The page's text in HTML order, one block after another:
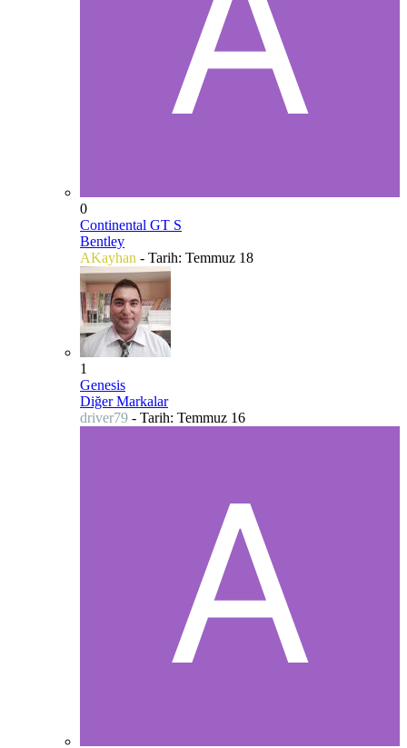
0
Continental GT S
Bentley
AKayhan - Tarih: Temmuz 18
1
Genesis
Diğer Markalar
driver79 - Tarih: Temmuz 16